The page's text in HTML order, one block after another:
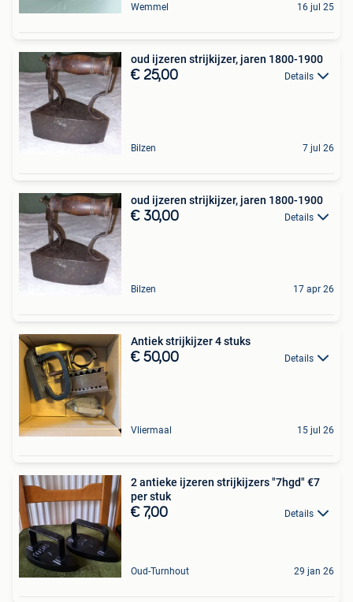
Wemmel 16 jul 25
oud ijzeren strijkijzer, jaren 1800-1900
€ 25,00 Details
Bilzen 7 jul 26
oud ijzeren strijkijzer, jaren 1800-1900
€ 30,00 Details
Bilzen 17 apr 26
Antiek strijkijzer 4 stuks
€ 50,00 Details
Vliermaal 15 jul 26
2 antieke ijzeren strijkijzers "7hgd" €7
per stuk
€ 7,00 Details
Oud-Turnhout 29 jan 26